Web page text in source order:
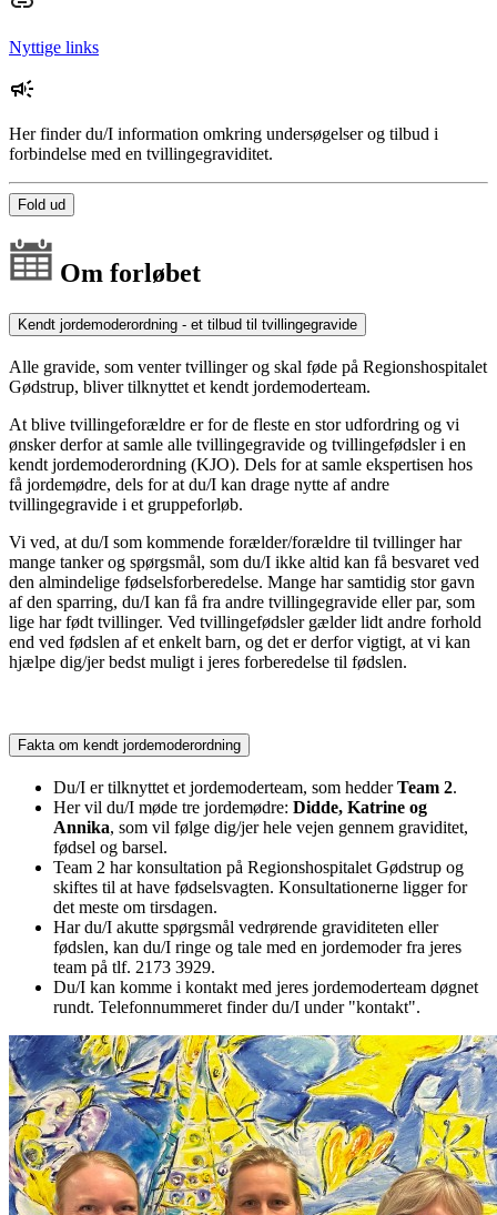
Nyttige links
Her finder du/I information omkring undersøgelser og tilbud i
forbindelse med en tvillingegraviditet.
Fold ud
Om forløbet
Kendt jordemoderordning - et tilbud til tvillingegravide
Alle gravide, som venter tvillinger og skal føde på Regionshospitalet
Gødstrup, bliver tilknyttet et kendt jordemoderteam.
At blive tvillingeforældre er for de fleste en stor udfordring og vi
ønsker derfor at samle alle tvillingegravide og tvillingefødsler i en
kendt jordemoderordning (KJO). Dels for at samle ekspertisen hos
få jordemødre, dels for at du/I kan drage nytte af andre
tvillingegravide i et gruppeforløb.
Vi ved, at du/I som kommende forælder/forældre til tvillinger har
mange tanker og spørgsmål, som du/I ikke altid kan få besvaret ved
den almindelige fødselsforberedelse. Mange har samtidig stor gavn
af den sparring, du/I kan få fra andre tvillingegravide eller par, som
lige har født tvillinger. Ved tvillingefødsler gælder lidt andre forhold
end ved fødslen af et enkelt barn, og det er derfor vigtigt, at vi kan
hjælpe dig/jer bedst muligt i jeres forberedelse til fødslen.
Fakta om kendt jordemoderordning
Du/I er tilknyttet et jordemoderteam, som hedderTeam 2.
Her vil du/I møde tre jordemødre: Didde, Katrine og
Annika, som vil følge dig/jer hele vejen gennem graviditet,
fødsel og barsel.
Team 2 har konsultation på Regionshospitalet Gødstrup og
skiftes til at have fødselsvagten. Konsultationerne ligger for
det meste om tirsdagen.
Har du/I akutte spørgsmål vedrørende graviditeten eller
fødslen, kan du/I ringe og tale med en jordemoder fra jeres
team på tlf. 2173 3929.
Du/I kan komme i kontakt med jeres jordemoderteam døgnet
rundt. Telefonnummeret finder du/I under "kontakt".